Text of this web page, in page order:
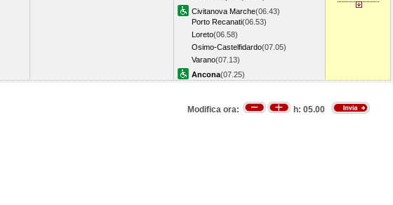
Civitanova Marche(06.43)
Porto Recanati(06.53)
Loreto(06.58)
Osimo-Castelfidardo(07.05)
Varano(07.13)
Ancona(07.25)
Modifica ora: h: 05.00